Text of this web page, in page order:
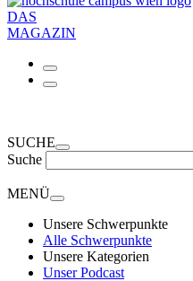
DAS
MAGAZIN
SUCHE
Suche
MENÜ
Unsere Schwerpunkte
Alle Schwerpunkte
Unsere Kategorien
Unser Podcast